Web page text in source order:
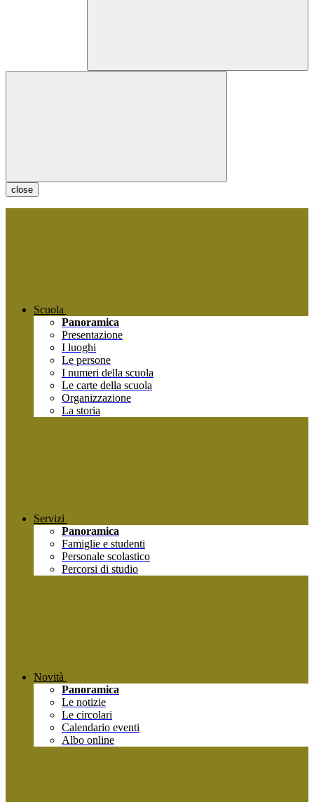
close
Scuola
Panoramica
Presentazione
I luoghi
Le persone
I numeri della scuola
Le carte della scuola
Organizzazione
La storia
Servizi
Panoramica
Famiglie e studenti
Personale scolastico
Percorsi di studio
Novità
Panoramica
Le notizie
Le circolari
Calendario eventi
Albo online